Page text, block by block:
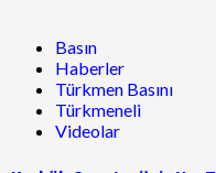
Basın
Haberler
Türkmen Basını
Türkmeneli
Videolar